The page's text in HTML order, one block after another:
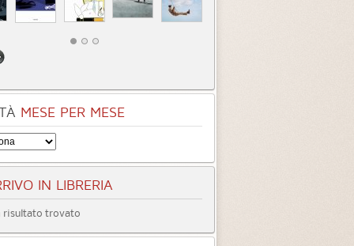
MESE PER MESE
IN LIBRERIA
risultato trovato